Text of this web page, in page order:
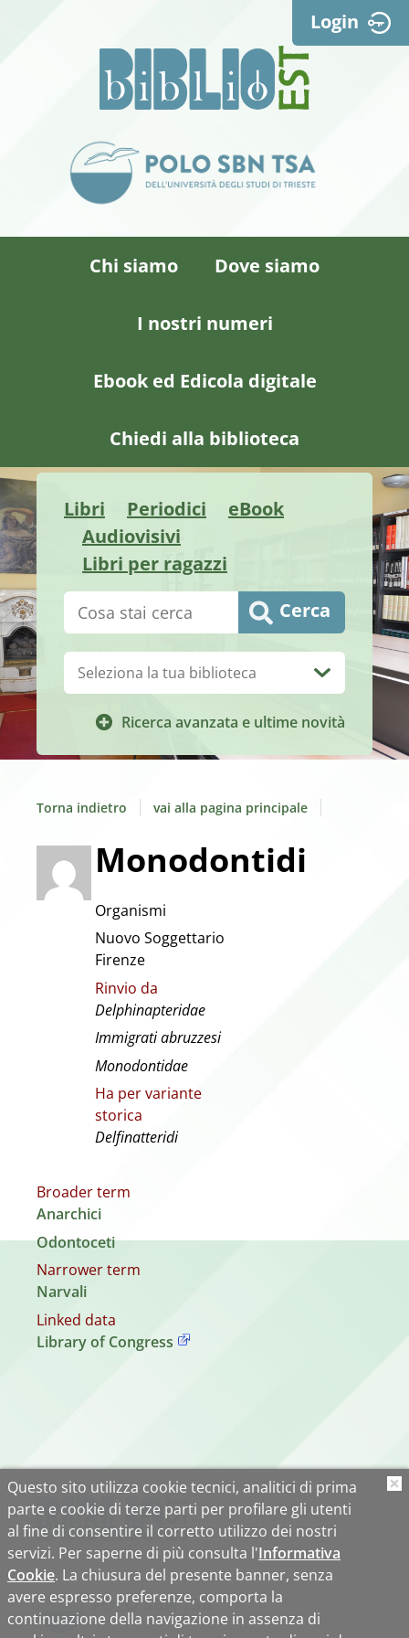
Login
Chi siamo Dove siamo
I nostri numeri
Ebook ed Edicola digitale
Chiedi alla biblioteca
Libri Periodici
eBook
Audiovisivi
Libri per ragazzi
Cerca su "Catalogo" Cerca
Ricerca avanzata e ultime novità
Biblioteca:
Torna indietro vai alla pagina principale
Monodontidi
Organismi
Nuovo Soggettario
Firenze
Rinvio da
Delphinapteridae
Immigrati abruzzesi
Monodontidae
Ha per variante
storica
Delfinatteridi
Broader term
Anarchici
Odontoceti
Narrower term
Narvali
Linked data
Library of Congress
Questo sito utilizza cookie tecnici, analitici di prima
parte e cookie di terze parti per profilare gli utenti
al fine di consentire il corretto utilizzo dei nostri
servizi. Per saperne di più consulta l'Informativa
Cookie. La chiusura del presente banner, senza
avere espresso preferenze, comporta la
continuazione della navigazione in assenza di